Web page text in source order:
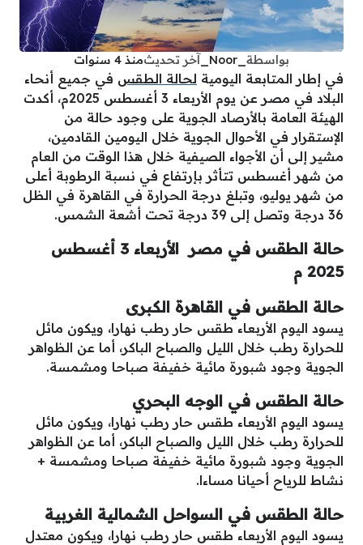
بواسطة آخر تحديثمنذ 4 سنوات
في إطار المتابعة اليومية لحالة الطقس في جميع أنحاء
البلاد في مصر عن يوم الأربعاء 3 أغسطس 2025م، أكدت
الهيئة العامة بالأرصاد الجوية على وجود حالة من
الإستقرار في الأحوال الجوية خلال اليومين القادمين،
مشير إلى أن الأجواء الصيفية خلال هذا الوقت من العام
من شهر أغسطس تتأثر بإرتفاع في نسبة الرطوبة أعلى
من شهر يوليو، وتبلغ درجة الحرارة في القاهرة في الظل
36 درجة وتصل إلى 39 درجة تحت أشعة الشمس.
حالة الطقس في مصر الأربعاء 3 أغسطس
2025 م
حالة الطقس في القاهرة الكبرى
يسود اليوم الأربعاء طقس حار رطب نهارا، ويكون مائل
للحرارة رطب خلال الليل والصباح الباكر، أما عن الظواهر
الجوية وجود شبورة مائية خفيفة صباحا ومشمسة.
حالة الطقس في الوجه البحري
يسود اليوم الأربعاء طقس حار رطب نهارا، ويكون مائل
للحرارة رطب خلال الليل والصباح الباكر، أما عن الظواهر
الجوية وجود شبورة مائية خفيفة صباحا ومشمسة +
نشاط للرياح أحيانا مساءا.
حالة الطقس في السواحل الشمالية الغربية
يسود اليوم الأربعاء طقس حار رطب نهارا، ويكون معتدل